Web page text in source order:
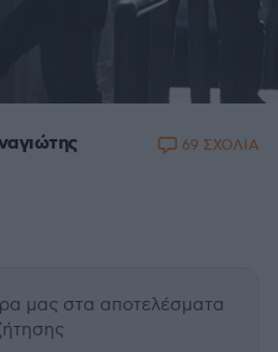
69 ΣΧΟΛΙΑ
μας στα αποτελέσματα